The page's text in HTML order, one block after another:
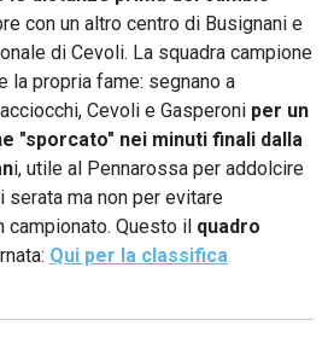
con un altro centro di Busignani e
di Cevoli. La squadra campione
la propria fame: segnano a
Cevoli e Gasperoni per un
"sporcato" nei minuti finali dalla
i, utile al Pennarossa per addolcire
ma non per evitare
campionato. Questo il quadro
Qui per la classifica